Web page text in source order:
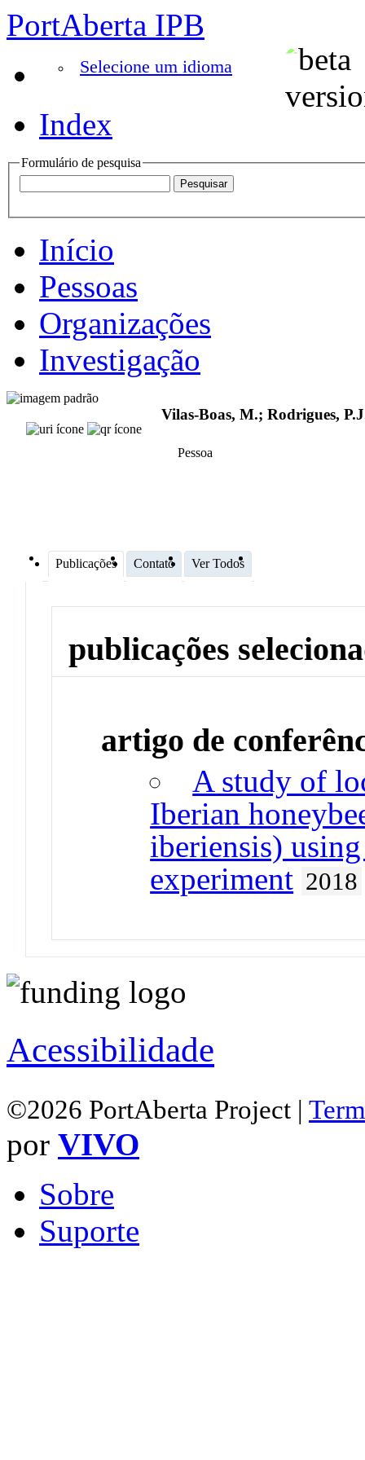
PortAberta IPB
Selecione um idioma
Index
Formulário de pesquisa
Início
Pessoas
Organizações
Investigação
Vilas-Boas, M.; Rodrigues,
Pessoa
Publicações Contato Ver Todos
publicações
artigo de
A study of
Iberian
iberiensis)
experiment 2018
Acessibilidade
©2026 PortAberta Project |
por VIVO
Sobre
Suporte